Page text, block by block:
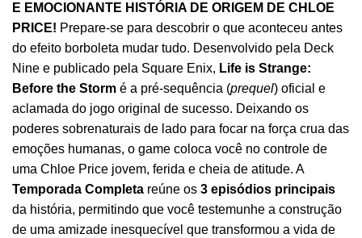
E EMOCIONANTE HISTÓRIA DE ORIGEM DE CHLOE
PRICE! Prepare-se para descobrir o que aconteceu antes
do efeito borboleta mudar tudo. Desenvolvido pela Deck
Nine e publicado pela Square Enix, Life is Strange:
Before the Storm é a pré-sequência (prequel) oficial e
aclamada do jogo original de sucesso. Deixando os
poderes sobrenaturais de lado para focar na força crua das
emoções humanas, o game coloca você no controle de
uma Chloe Price jovem, ferida e cheia de atitude. A
Temporada Completa reúne os 3 episódios principais
da história, permitindo que você testemunhe a construção
de uma amizade inesquecível que transformou a vida de